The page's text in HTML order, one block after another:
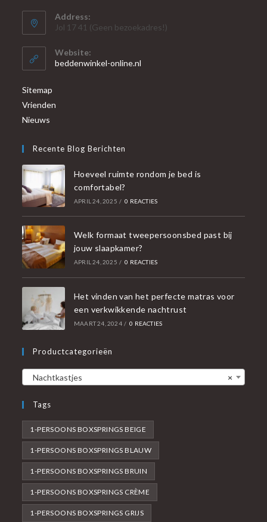
Address:
Jol 17 41 (Geen bezoekadres!)
Website:
beddenwinkel-online.nl
Sitemap
Vrienden
Nieuws
Recente Blog Berichten
Hoeveel ruimte rondom je bed is
comfortabel?
APRIL 24, 2025 / 0 REACTIES
Welk formaat tweepersoonsbed past bij
jouw slaapkamer?
APRIL 24, 2025 / 0 REACTIES
Het vinden van het perfecte matras voor
een verkwikkende nachtrust
MAART 24, 2024 / 0 REACTIES
Productcategorieën
×
Nachtkastjes
Tags
1-PERSOONS BOXSPRINGS BEIGE
1-PERSOONS BOXSPRINGS BLAUW
1-PERSOONS BOXSPRINGS BRUIN
1-PERSOONS BOXSPRINGS CRÈME
1-PERSOONS BOXSPRINGS GRIJS